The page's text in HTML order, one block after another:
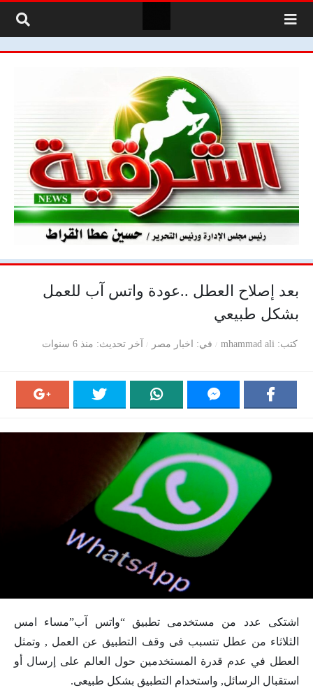
بعد إصلاح العطل ..عودة واتس آب للعمل
بشكل طبيعي
كتب mhammad ali في اخبار مصر آخر تحديث منذ 6 سنوات
اشتكى عدد من مستخدمى تطبيق “واتس آب”مساء امس
الثلاثاء من عطل تتسبب فى وقف التطبيق عن العمل , وتمثل
العطل في عدم قدرة المستخدمين حول العالم على إرسال أو
استقبال الرسائل, واستخدام التطبيق بشكل طبيعى.